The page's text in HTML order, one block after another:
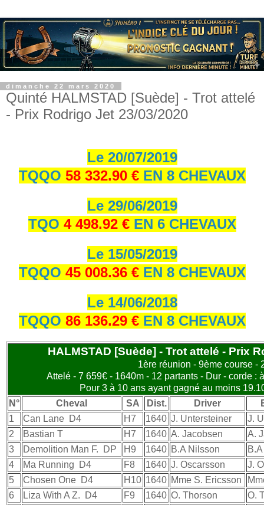
dimanche 22 mars 2020
Quinté HALMSTAD [Suède] - Trot attelé
- Prix Rodrigo Jet 23/03/2020
Le 20/07/2019
TQQO 58 332.90 €EN 8 CHEVAUX
Le 29/06/2019
TQO 4 498.92 €EN 6 CHEVAUX
Le 15/05/2019
TQQO 45 008.36 €EN 8 CHEVAUX
Le 14/06/2018
TQQO 86 136.29 €EN 8 CHEVAUX
HALMSTAD [Suède] - Trot attelé - Prix
1ère réunion - 9ème course -
Attelé - 7 659€ - 1640m - 12 partants - Dur - corde :
Pour 3 à 10 ans ayant gagné au moins
N°
Cheval SA Dist. Driver
1
Can Lane D4 H7 1640 J. Untersteiner
J.
2
Bastian T H7 1640 A. Jacobsen
A.
3
Demolition Man F. DP H9 1640 B.A Nilsson
4
Ma Running D4 F8 1640 J. Oscarsson
J.
5
Chosen One D4 H10 1640 Mme S. Ericsson
6
Liza With A Z. D4 F9 1640 O. Thorson
O.